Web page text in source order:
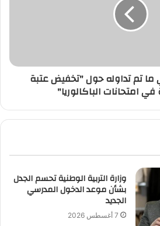
ما تم تداوله حول "تخفيض عتبة
في امتحانات الباكالوريا"
وزارة التربية الوطنية تحسم الجدل
بشأن موعد الدخول المدرسي
الجديد
7 أغسطس 2026